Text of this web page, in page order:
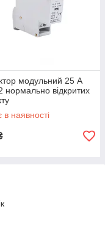
модульний 25 A
нормально відкритих
наявності